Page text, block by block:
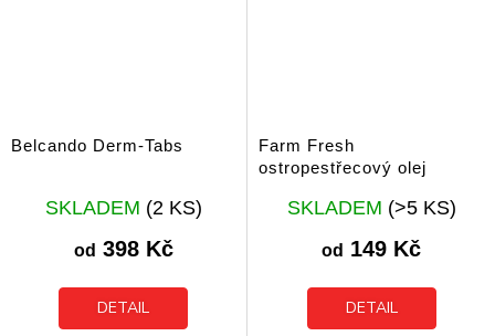
Belcando Derm-Tabs
Průměrné
hodnocení
produktu
je
z
SKLADEM (2 KS)
od 398 Kč
DETAIL
Farm Fresh
ostropestřecový olej
Průměrné
hodnocení
produktu
je
z
SKLADEM (>5 KS)
od 149 Kč
DETAIL